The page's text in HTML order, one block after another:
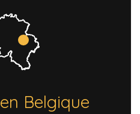
en Belgique